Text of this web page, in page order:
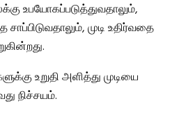
உபயோகப்படுத்துவதாலும்,
முடி உதிர்வதை
உறுதி அளித்து முடியை
நிச்சயம்.